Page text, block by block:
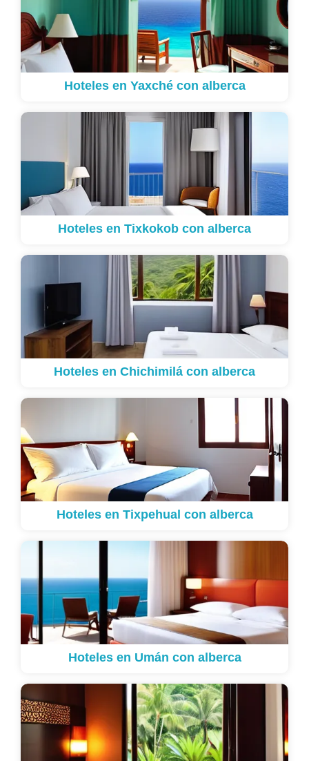
Hoteles en Yaxché con alberca
Hoteles en Tixkokob con alberca
Hoteles en Chichimilá con alberca
Hoteles en Tixpehual con alberca
Hoteles en Umán con alberca